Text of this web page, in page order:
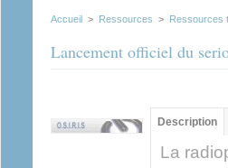
Accueil > Ressources > Ressources
Lancement officiel du
Groupe
Description
La